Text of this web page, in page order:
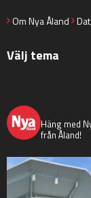
Om Nya Åland
Välj tema
Häng med
från Åland!